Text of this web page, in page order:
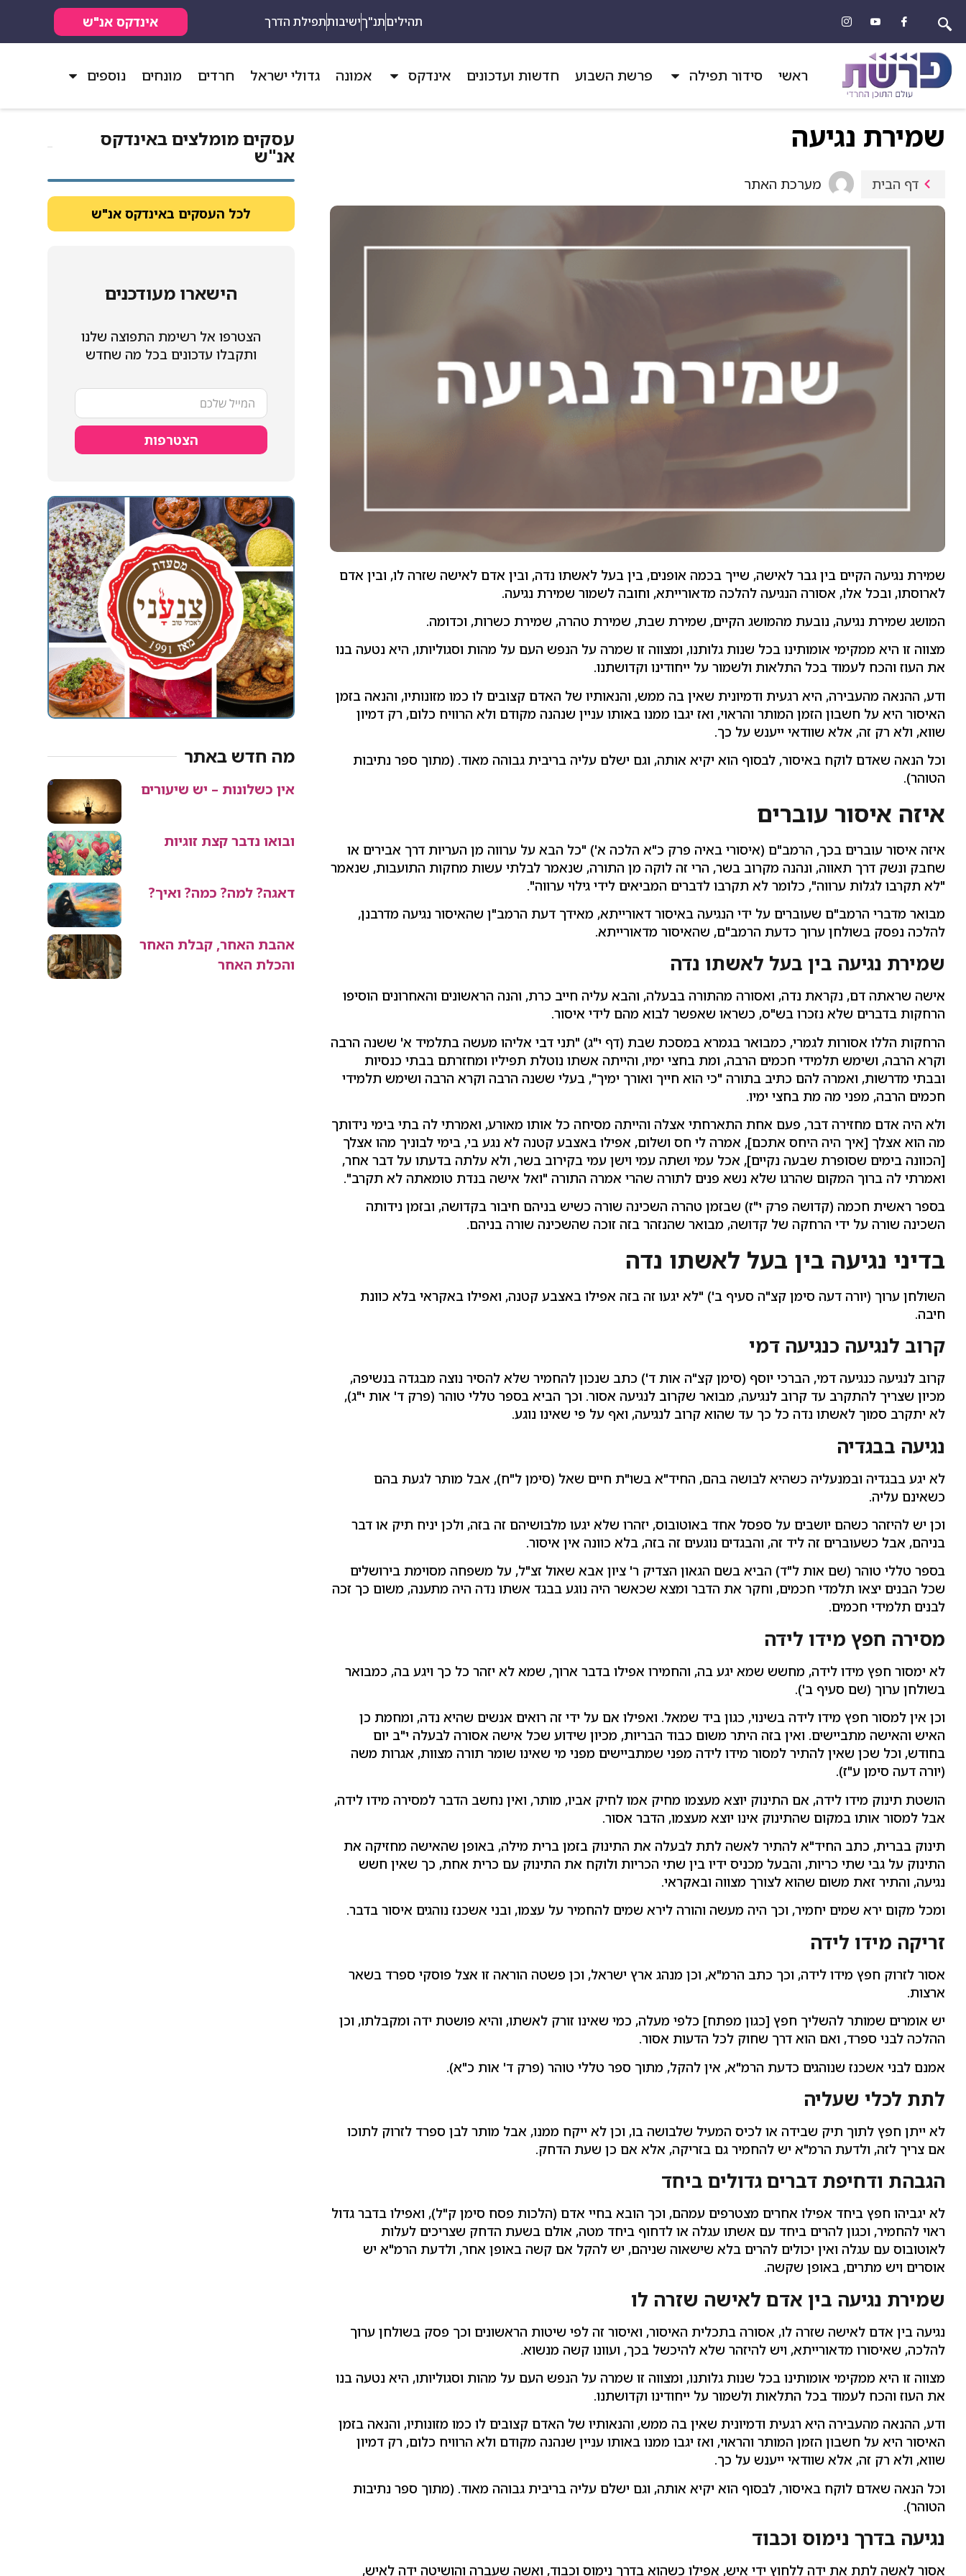
תהיליםתנ"ךישיבותתפילת הדרך אינדקס אנ"ש
ראשי סידור תפילה פרשת השבוע חדשות ועדכונים אינדקס אמונה גדולי ישראל חרדים מונחים נוספים
שמירת נגיעה
דף הבית מערכת האתר
שמירת נגיעה הקיים בין גבר לאישה, שייך בכמה אופנים, בין בעל לאשתו נדה, ובין אדם לאישה שזרה לו, ובין אדם
לארוסתו, ובכל אלו, אסורה הנגיעה להלכה מדאורייתא, וחובה לשמור שמירת נגיעה.
המושג שמירת נגיעה, נובעת מהמושג הקיים, שמירת שבת, שמירת טהרה, שמירת כשרות, וכדומה.
מצווה זו היא ממקימי אומותינו בכל שנות גלותנו, ומצווה זו שמרה על הנפש העם על מהות וסגוליותו, היא נטעה בנו
את העוז והכח לעמוד בכל התלאות ולשמור על ייחודינו וקדושתנו.
ודע, ההנאה מהעבירה, היא רגעית ודמיונית שאין בה ממש, והנאותיו של האדם קצובים לו כמו מזונותיו, והנאה בזמן
האיסור היא על חשבון הזמן המותר והראוי, ואז יגבו ממנו באותו עניין שנהנה מקודם ולא הרוויח כלום, רק דמיון
שווא, ולא רק זה, אלא שוודאי ייענש על כך.
וכל הנאה שאדם לוקח באיסור, לבסוף הוא יקיא אותה, וגם ישלם עליה בריבית גבוהה מאוד. (מתוך ספר נתיבות
הטוהר).
איזה איסור עוברים
איזה איסור עוברים בכך, הרמב"ם (איסורי באיה פרק כ"א הלכה א') "כל הבא על ערווה מן העריות דרך אבירים או
שחבק ונשק דרך תאווה, ונהנה מקרוב בשר, הרי זה לוקה מן התורה, שנאמר לבלתי עשות מחקות התועבות, שנאמר
"לא תקרבו לגלות ערווה", כלומר לא תקרבו לדברים המביאים לידי גילוי ערווה".
מבואר מדברי הרמב"ם שעוברים על ידי הנגיעה באיסור דאורייתא, מאידך דעת הרמב"ן שהאיסור נגיעה מדרבנן,
להלכה נפסק בשולחן ערוך כדעת הרמב"ם, שהאיסור מדאורייתא.
שמירת נגיעה בין בעל לאשתו נדה
אישה שראתה דם, נקראת נדה, ואסורה מהתורה בבעלה, והבא עליה חייב כרת, והנה הראשונים והאחרונים הוסיפו
הרחקות בדברים שלא נזכרו בש"ס, כשראו שאפשר לבוא מהם לידי איסור.
הרחקות הללו אסורות לגמרי, כמבואר בגמרא במסכת שבת (דף י"ג) "תני דבי אליהו מעשה בתלמיד א' ששנה הרבה
וקרא הרבה, ושימש תלמידי חכמים הרבה, ומת בחצי ימיו, והייתה אשתו נוטלת תפיליו ומחזרתם בבתי כנסיות
ובבתי מדרשות, ואמרה להם כתיב בתורה "כי הוא חייך ואורך ימיך", בעלי ששנה הרבה וקרא הרבה ושימש תלמידי
חכמים הרבה, מפני מה מת בחצי ימיו.
ולא היה אדם מחזירה דבר, פעם אחת התארחתי אצלה והייתה מסיחה כל אותו מאורע, ואמרתי לה בתי בימי נידותך
מה הוא אצלך [איך היה היחס אתכם], אמרה לי חס ושלום, אפילו באצבע קטנה לא נגע בי, בימי לבוניך מהו אצלך
[הכוונה בימים שסופרת שבעה נקיים], אכל עמי ושתה עמי וישן עמי בקירוב בשר, ולא עלתה בדעתו על דבר אחר,
ואמרתי לה ברוך המקום שהרגו שלא נשא פנים לתורה שהרי אמרה התורה "ואל אישה בנדת טומאתה לא תקרב".
בספר ראשית חכמה (קדושה פרק י"ז) שבזמן טהרה השכינה שורה כשיש בניהם חיבור בקדושה, ובזמן נידותה
השכינה שורה על ידי הרחקה של קדושה, מבואר שהנזהר בזה זוכה שהשכינה שורה בניהם.
בדיני נגיעה בין בעל לאשתו נדה
השולחן ערוך (יורה דעה סימן קצ"ה סעיף ב') "לא יגעו זה בזה אפילו באצבע קטנה, ואפילו באקראי בלא כוונת
חיבה.
קרוב לנגיעה כנגיעה דמי
קרוב לנגיעה כנגיעה דמי, הברכי יוסף (סימן קצ"ה אות ד') כתב שנכון להחמיר שלא להסיר נוצה מבגדה בנשיפה,
מכיון שצריך להתקרב עד קרוב לנגיעה, מבואר שקרוב לנגיעה אסור. וכך הביא בספר טללי טוהר (פרק ד' אות י"ג),
לא יתקרב סמוך לאשתו נדה כל כך עד שהוא קרוב לנגיעה, ואף על פי שאינו נוגע.
נגיעה בבגדיה
לא יגע בבגדיה ובמנעליה כשהיא לבושה בהם, החיד"א בשו"ת חיים שאל (סימן ל"ח), אבל מותר לגעת בהם
כשאינם עליה.
וכן יש להיזהר כשהם יושבים על ספסל אחד באוטובוס, יזהרו שלא יגעו מלבושיהם זה בזה, ולכן יניח תיק או דבר
בניהם, אבל כשעוברים זה ליד זה, והבגדים נוגעים זה בזה, בלא כוונה אין איסור.
בספר טללי טוהר (שם אות ל"ד) הביא בשם הגאון הצדיק ר' ציון אבא שאול זצ"ל, על משפחה מסוימת בירושלים
שכל הבנים יצאו תלמדי חכמים, וחקר את הדבר ומצא שכאשר היה נוגע בבגד אשתו נדה היה מתענה, משום כך זכה
לבנים תלמידי חכמים.
מסירה חפץ מידו לידה
לא ימסור חפץ מידו לידה, מחשש שמא יגע בה, והחמירו אפילו בדבר ארוך, שמא לא יזהר כל כך ויגע בה, כמבואר
בשולחן ערוך (שם סעיף ב').
וכן אין למסור חפץ מידו לידה בשינוי, כגון ביד שמאל. ואפילו אם על ידי זה רואים אנשים שהיא נדה, ומחמת כן
האיש והאישה מתביישים. ואין בזה היתר משום כבוד הבריות, מכיון שידוע שכל אישה אסורה לבעלה י"ב יום
בחודש, וכל שכן שאין להתיר למסור מידו לידה מפני שמתביישים מפני מי שאינו שומר תורה מצוות, אגרות משה
(יורה דעה סימן ע"ז).
הושטת תינוק מידו לידה, אם התינוק יוצא מעצמו מחיק אמו לחיק אביו, מותר, ואין נחשב הדבר למסירה מידו לידה,
אבל למסור אותו במקום שהתינוק אינו יוצא מעצמו, הדבר אסור.
תינוק בברית, כתב החיד"א להתיר לאשה לתת לבעלה את התינוק בזמן ברית מילה, באופן שהאישה מחזיקה את
התינוק על גבי שתי כריות, והבעל מכניס ידיו בין שתי הכריות ולוקח את התינוק עם כרית אחת, כך שאין חשש
נגיעה, והתיר זאת משום שהוא לצורך מצווה ובאקראי.
ומכל מקום ירא שמים יחמיר, וכך היה מעשה והורה לירא שמים להחמיר על עצמו, ובני אשכנז נוהגים איסור בדבר.
זריקה מידו לידה
אסור לזרוק חפץ מידו לידה, וכך כתב הרמ"א, וכן מנהג ארץ ישראל, וכן פשטה הוראה זו אצל פוסקי ספרד בשאר
ארצות.
יש אומרים שמותר להשליך חפץ [כגון מפתח] כלפי מעלה, כמי שאינו זורק לאשתו, והיא פושטת ידה ומקבלתו, וכן
ההלכה לבני ספרד, ואם הוא דרך שחוק לכל הדעות אסור.
אמנם לבני אשכנז שנוהגים כדעת הרמ"א, אין להקל, מתוך ספר טללי טוהר (פרק ד' אות כ"א).
לתת לכלי שעליה
לא ייתן חפץ לתוך תיק שבידה או לכיס המעיל שלבושה בו, וכן לא ייקח ממנו, אבל מותר לבן ספרד לזרוק לתוכו
אם צריך לזה, ולדעת הרמ"א יש להחמיר גם בזריקה, אלא אם כן שעת הדחק.
הגבהת ודחיפת דברים גדולים ביחד
לא יגביהו חפץ ביחד אפילו אחרים מצטרפים עמהם, וכך הובא בחיי אדם (הלכות פסח סימן ק"ל), ואפילו בדבר גדול
ראוי להחמיר, וכגון להרים ביחד עם אשתו עגלה או לדחוף ביחד מטה, אולם בשעת הדחק שצריכים לעלות
לאוטובוס עם עגלה ואין יכולים להרים בלא שישאוה שניהם, יש להקל אם קשה באופן אחר, ולדעת הרמ"א יש
אוסרים ויש מתרים, באופן שקשה.
שמירת נגיעה בין אדם לאישה שזרה לו
נגיעה בין אדם לאישה שזרה לו, אסורה בתכלית האיסור, ואיסור זה לפי שיטות הראשונים וכך פסק בשולחן ערוך
להלכה, שאיסורו מדאורייתא, ויש להיזהר שלא להיכשל בכך, ועוונו קשה מנשוא.
מצווה זו היא ממקימי אומותינו בכל שנות גלותנו, ומצווה זו שמרה על הנפש העם על מהות וסגוליותו, היא נטעה בנו
את העוז והכח לעמוד בכל התלאות ולשמור על ייחודינו וקדושתנו.
ודע, ההנאה מהעבירה היא רגעית ודמיונית שאין בה ממש, והנאותיו של האדם קצובים לו כמו מזונותיו, והנאה בזמן
האיסור היא על חשבון הזמן המותר והראוי, ואז יגבו ממנו באותו עניין שנהנה מקודם ולא הרוויח כלום, רק דמיון
שווא, ולא רק זה, אלא שוודאי ייענש על כך.
וכל הנאה שאדם לוקח באיסור, לבסוף הוא יקיא אותה, וגם ישלם עליה בריבית גבוהה מאוד. (מתוך ספר נתיבות
הטוהר).
נגיעה בדרך נימוס וכבוד
אסור לאשה לתת את ידה ללחוץ ידי איש, אפילו כשהוא בדרך נימוס וכבוד, ואשה שעברה והושיטה ידה לאיש,
עסקים מומלצים באינדקס
אנ"ש​
לכל העסקים באינדקס אנ"ש
הישארו מעודכנים
הצטרפו אל רשימת התפוצה שלנו
ותקבלו עדכונים בכל מה שחדש
הצטרפות
מה חדש באתר
אין כשלונות – יש שיעורים
ובואו נדבר קצת זוגיות
דאגה? למה? כמה? ואיך?
אהבת האחר, קבלת האחר
והכלת האחר